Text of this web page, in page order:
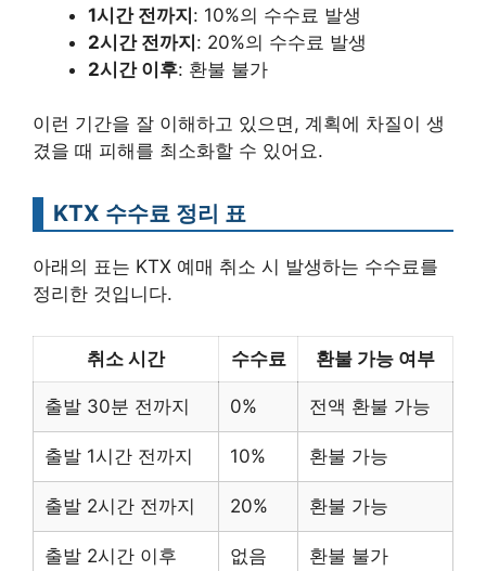
1시간 전까지: 10%의 수수료 발생
2시간 전까지: 20%의 수수료 발생
2시간 이후: 환불 불가
이런 기간을 잘 이해하고 있으면, 계획에 차질이 생
겼을 때 피해를 최소화할 수 있어요.
KTX 수수료 정리 표
아래의 표는 KTX 예매 취소 시 발생하는 수수료를
정리한 것입니다.
취소 시간 수수료 환불 가능 여부
출발 30분 전까지 0% 전액 환불 가능
출발 1시간 전까지 10% 환불 가능
출발 2시간 전까지 20% 환불 가능
출발 2시간 이후 없음 환불 불가